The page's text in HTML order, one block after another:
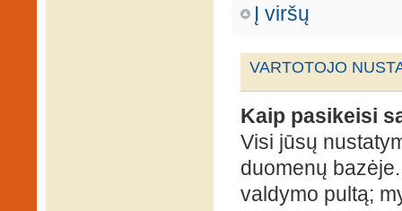
Į viršų
VARTOTOJO
Kaip pasikeisi
Visi jūsų
duomenų
valdymo pultą;